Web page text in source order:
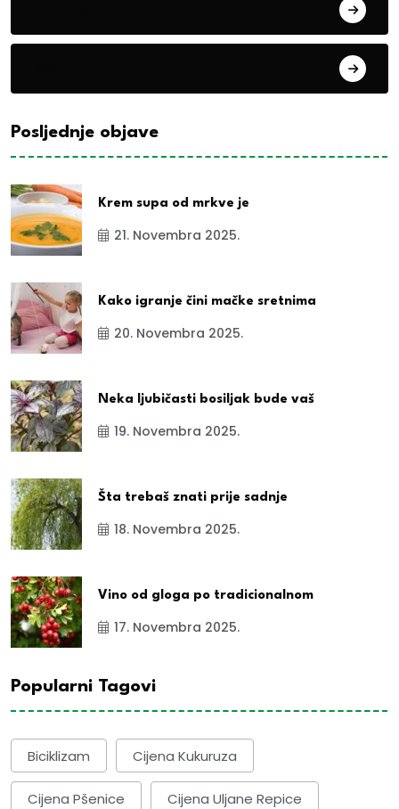
Posljednje objave
Krem supa od mrkve je
21. Novembra 2025.
Kako igranje čini mačke sretnima
20. Novembra 2025.
Neka ljubičasti bosiljak bude vaš
19. Novembra 2025.
Šta trebaš znati prije sadnje
18. Novembra 2025.
Vino od gloga po tradicionalnom
17. Novembra 2025.
Popularni Tagovi
Biciklizam Cijena Kukuruza
Cijena Pšenice Cijena Uljane Repice